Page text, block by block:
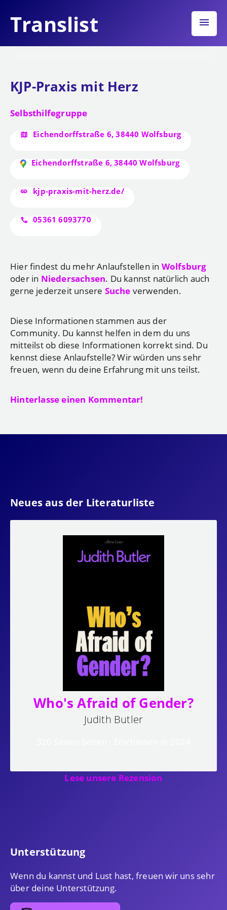
Translist menu
KJP-Praxis mit Herz
Selbsthilfegruppe
Eichendorffstraße 6, 38440 Wolfsburg
Eichendorffstraße 6, 38440 Wolfsburg
kjp-praxis-mit-herz.de/
05361 6093770
Hier findest du mehr Anlaufstellen in Wolfsburg
oder in Niedersachsen. Du kannst natürlich auch
gerne jederzeit unsere Suche verwenden.
Diese Informationen stammen aus der
Community. Du kannst helfen in dem du uns
mitteilst ob diese Informationen korrekt sind. Du
kennst diese Anlaufstelle? Wir würden uns sehr
freuen, wenn du deine Erfahrung mit uns teilst.
Hinterlasse einen Kommentar!
Neues aus der Literaturliste
Who's Afraid of Gender?
Judith Butler
Lese unsere Rezension
Unterstützung
Wenn du kannst und Lust hast, freuen wir uns sehr
über deine Unterstützung.